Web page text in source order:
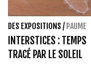
DES EXPOSITIONS / PAUME
INTERSTICES : TEMPS
TRACÉ PAR LE SOLEIL